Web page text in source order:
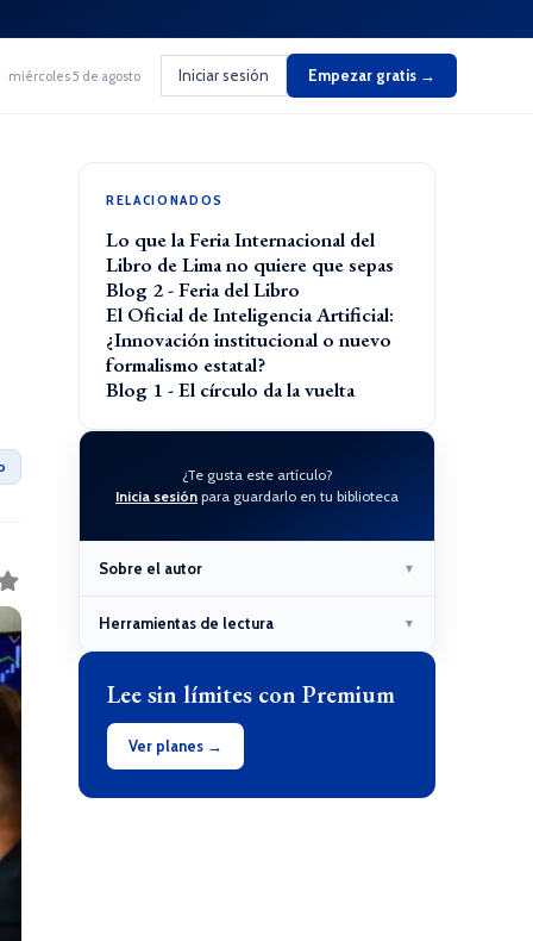
miércoles 5 de agosto Iniciar sesión Empezar gratis →
RELACIONADOS
Lo que la Feria Internacional del
Libro de Lima no quiere que sepas
Blog 2 - Feria del Libro
El Oficial de Inteligencia Artificial:
¿Innovación institucional o nuevo
formalismo estatal?
Blog 1 - El círculo da la vuelta
¿Te gusta este artículo?
Inicia sesión para guardarlo en tu biblioteca
Sobre el autor ▼
Herramientas de lectura ▼
Lee sin límites con Premium
Ver planes →